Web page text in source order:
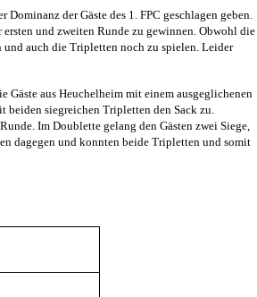
der Gäste des 1. FPC geschlagen geben.
und zweiten Runde zu gewinnen. Obwohl die
und auch die Tripletten noch zu spielen. Leider
Gäste aus Heuchelheim mit einem ausgeglichenen
siegreichen Tripletten den Sack zu.
Im Doublette gelang den Gästen zwei Siege,
dagegen und konnten beide Tripletten und somit